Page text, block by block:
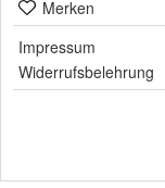
Merken
Impressum
Widerrufsbelehrung